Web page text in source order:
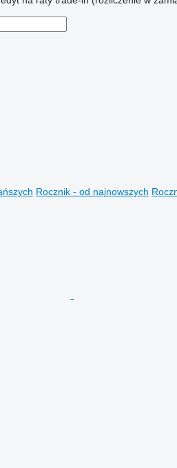
Rocznik - od najnowszych